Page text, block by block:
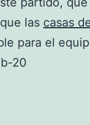
las casas
para el
20